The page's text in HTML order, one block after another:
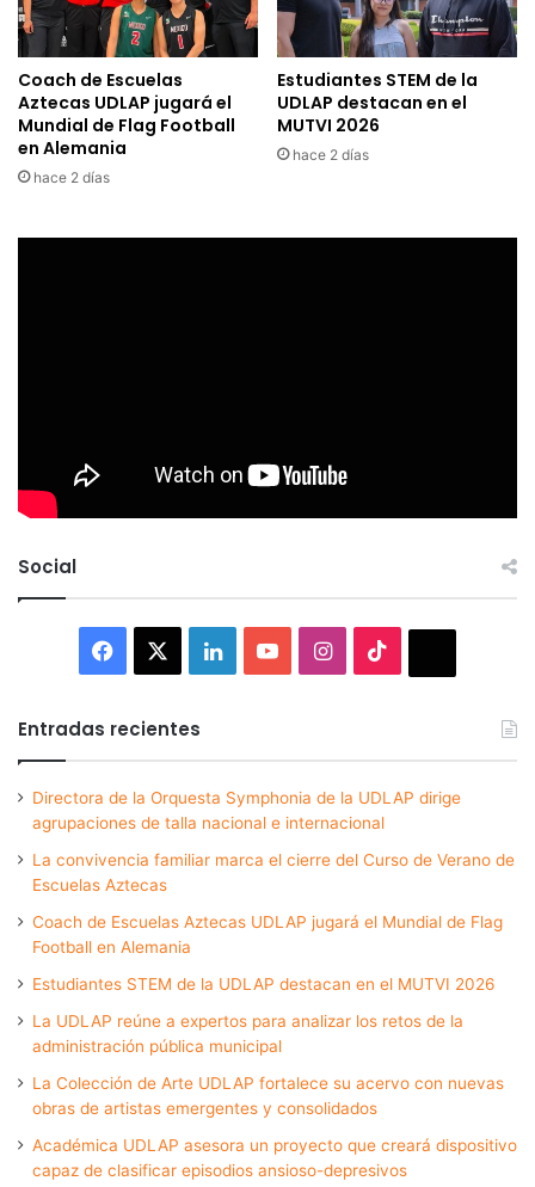
Coach de Escuelas
Aztecas UDLAP jugará el
Mundial de Flag Football
en Alemania
hace 2 días
Estudiantes STEM de la
UDLAP destacan en el
MUTVI 2026
hace 2 días
Social
Facebook LinkedInYouTubeInstagram
Entradas recientes
Directora de la Orquesta Symphonia de la UDLAP dirige
agrupaciones de talla nacional e internacional
La convivencia familiar marca el cierre del Curso de Verano de
Escuelas Aztecas
Coach de Escuelas Aztecas UDLAP jugará el Mundial de Flag
Football en Alemania
Estudiantes STEM de la UDLAP destacan en el MUTVI 2026
La UDLAP reúne a expertos para analizar los retos de la
administración pública municipal
La Colección de Arte UDLAP fortalece su acervo con nuevas
obras de artistas emergentes y consolidados
Académica UDLAP asesora un proyecto que creará dispositivo
capaz de clasificar episodios ansioso-depresivos